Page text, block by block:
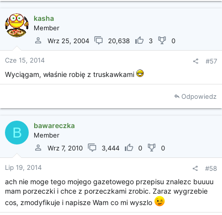
kasha
Member
Wrz 25, 2004
20,638 3 0
Cze 15, 2014 #57
Wyciągam, właśnie robię z truskawkami
Odpowiedz
B bawareczka
Member
Wrz 7, 2010
3,444 0 0
Lip 19, 2014 #58
ach nie moge tego mojego gazetowego przepisu znalezc buuuu
mam porzeczki i chce z porzeczkami zrobic. Zaraz wygrzebie
cos, zmodyfikuje i napisze Wam co mi wyszlo